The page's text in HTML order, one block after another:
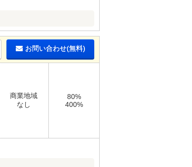
お問い合わせ(無料)
商業地域
なし
80%
400%